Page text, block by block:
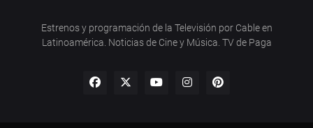
Estrenos y programación de la Televisión por Cable en
Latinoamérica. Noticias de Cine y Música. TV de Paga